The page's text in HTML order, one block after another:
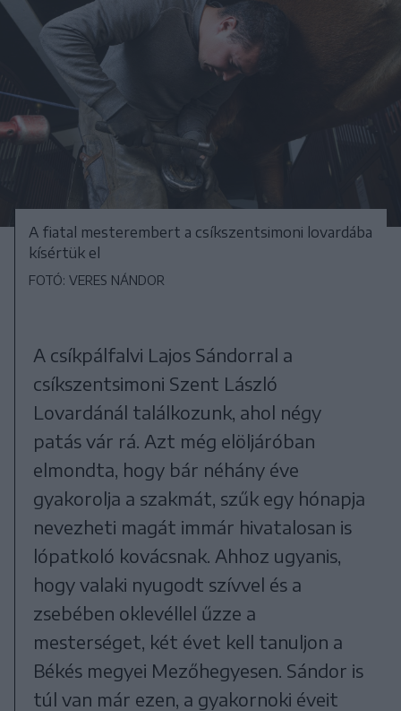
A fiatal mesterembert a csíkszentsimoni lovardába
kísértük el
FOTÓ: VERES NÁNDOR
A csíkpálfalvi Lajos Sándorral a
csíkszentsimoni Szent László
Lovardánál találkozunk, ahol négy
patás vár rá. Azt még elöljáróban
elmondta, hogy bár néhány éve
gyakorolja a szakmát, szűk egy hónapja
nevezheti magát immár hivatalosan is
lópatkoló kovácsnak. Ahhoz ugyanis,
hogy valaki nyugodt szívvel és a
zsebében oklevéllel űzze a
mesterséget, két évet kell tanuljon a
Békés megyei Mezőhegyesen. Sándor is
túl van már ezen, a gyakornoki éveit